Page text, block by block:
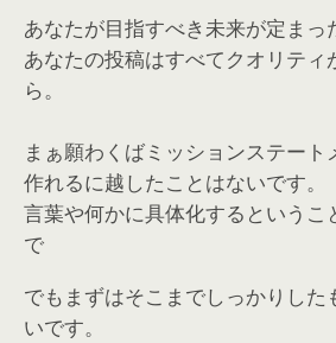
あなたが目指すべき未来が定まっ
あなたの投稿はすべてクオリティ
ら。
まぁ願わくばミッションステー
作れるに越したことはないです。
言葉や何かに具体化するというこ
で
でもまずはそこまでしっかりした
いです。